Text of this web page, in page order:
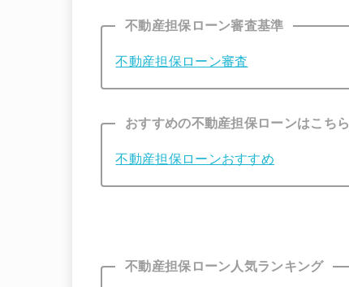
不動産担保ローン審査基準
不動産担保ローン審査
おすすめの不動産担保ローンはこちら
不動産担保ローンおすすめ
不動産担保ローン人気ランキング